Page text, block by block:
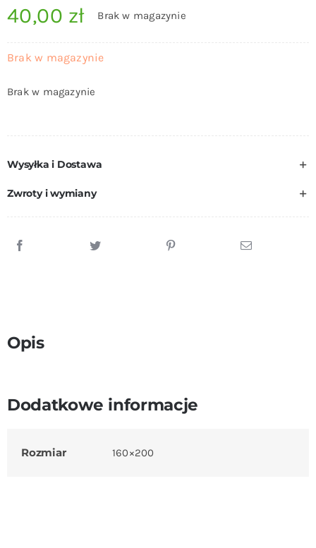
40,00 zł Brak w magazynie
Brak w magazynie
Brak w magazynie
Wysyłka i Dostawa
Zwroty i wymiany
Opis
Dodatkowe informacje
Rozmiar 160×200